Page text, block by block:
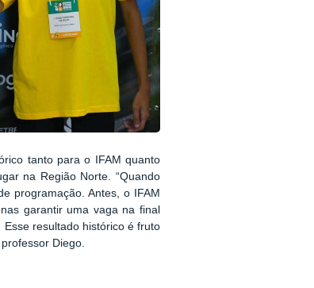
tanto para o IFAM quanto
na Região Norte. “Quando
programação. Antes, o IFAM
garantir uma vaga na final
resultado histórico é fruto
Diego.